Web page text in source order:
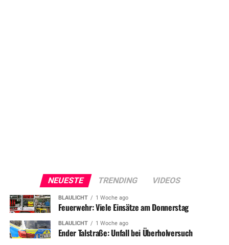
NEUESTE TRENDING VIDEOS
BLAULICHT 1 Woche ago
Feuerwehr: Viele Einsätze am Donnerstag
BLAULICHT 1 Woche ago
Ender Talstraße: Unfall bei Überholversuch